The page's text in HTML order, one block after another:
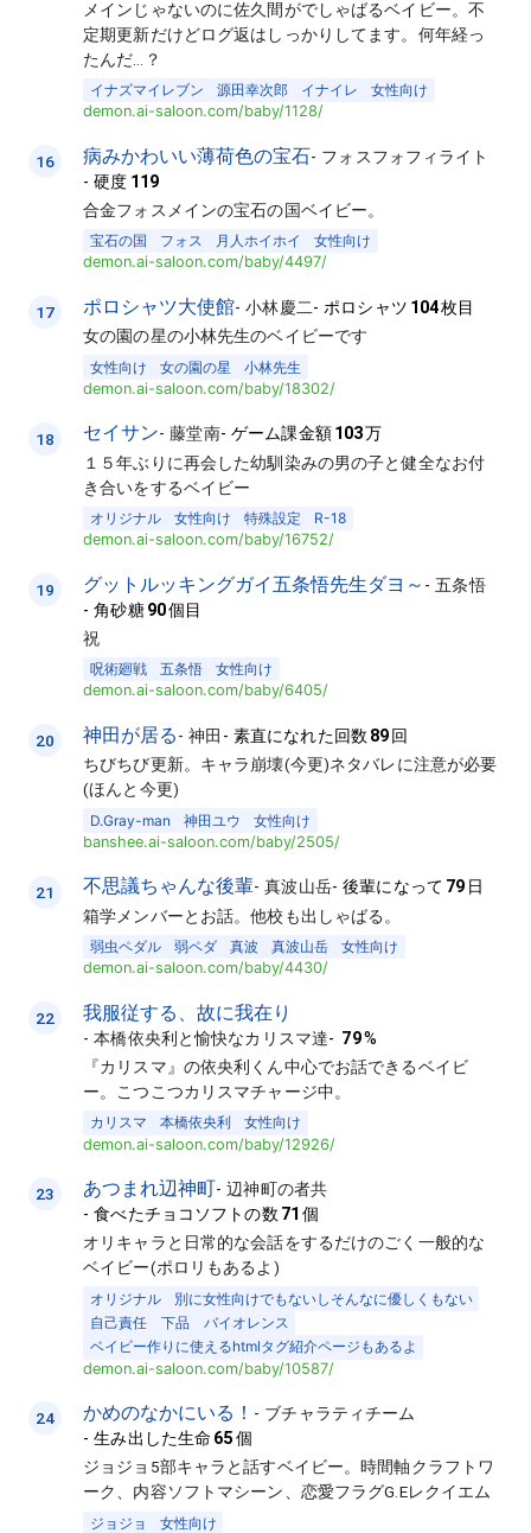
メインじゃないのに佐久間がでしゃばるベイビー。不
定期更新だけどログ返はしっかりしてます。何年経っ
たんだ…？
イナズマイレブン 源田幸次郎 イナイレ
女性向け
demon.ai-saloon.com/baby/1128/
16 病みかわいい薄荷色の宝石- フォスフォフィライト
-硬度 119
合金フォスメインの宝石の国ベイビー。
宝石の国 フォス 月人ホイホイ
女性向け
demon.ai-saloon.com/baby/4497/
17 ポロシャツ大使館-小林慶二-ポロシャツ 104枚目
女の園の星の小林先生のベイビーです
女性向け 女の園の星
小林先生
demon.ai-saloon.com/baby/18302/
18 セイサン-藤堂南- ゲーム課金額103万
１５年ぶりに再会した幼馴染みの男の子と健全なお付
き合いをするベイビー
オリジナル 女性向け 特殊設定
R-18
demon.ai-saloon.com/baby/16752/
19 グットルッキングガイ五条悟先生ダヨ～ -五条悟
-角砂糖90個目
祝
呪術廻戦 五条悟
女性向け
demon.ai-saloon.com/baby/6405/
20 神田が居る-神田 - 素直になれた回数 89回
ちびちび更新。キャラ崩壊(今更)ネタバレに注意が必要
(ほんと今更)
D.Gray-man 神田ユウ
女性向け
banshee.ai-saloon.com/baby/2505/
21 不思議ちゃんな後輩-真波山岳-後輩になって 79 日
箱学メンバーとお話。他校も出しゃばる。
弱虫ペダル 弱ペダ 真波 真波山岳
女性向け
demon.ai-saloon.com/baby/4430/
22 我服従する、故に我在り
-本橋依央利と愉快なカリスマ達- 79%
『カリスマ』の依央利くん中心でお話できるベイビ
ー。こつこつカリスマチャージ中。
カリスマ 本橋依央利
女性向け
demon.ai-saloon.com/baby/12926/
23 あつまれ辺神町-辺神町の者共
-食べたチョコソフトの数 71 個
オリキャラと日常的な会話をするだけのごく一般的な
ベイビー(ポロリもあるよ)
オリジナル
別に女性向けでもないしそんなに優しくもない
自己責任 下品 バイオレンス
ベイビー作りに使えるhtmlタグ紹介ページもあるよ
demon.ai-saloon.com/baby/10587/
24 かめのなかにいる！ - ブチャラティチーム
-生み出した生命65個
ジョジョ5部キャラと話すベイビー。時間軸クラフトワ
ーク、内容ソフトマシーン、恋愛フラグG.Eレクイエム
ジョジョ
女性向け